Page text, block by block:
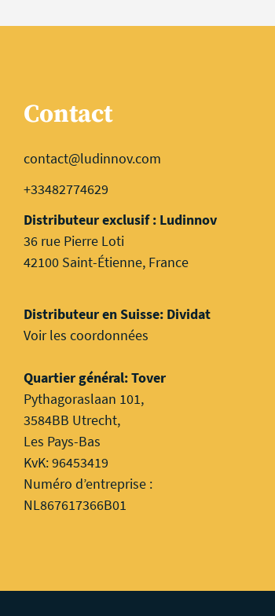
Contact
contact@ludinnov.com
+33482774629
Distributeur exclusif : Ludinnov
36 rue Pierre Loti
42100 Saint-Étienne, France
Distributeur en Suisse: Dividat
Voir les coordonnées
Quartier général: Tover
Pythagoraslaan 101,
3584BB Utrecht,
Les Pays-Bas
KvK: 96453419
Numéro d’entreprise :
NL867617366B01